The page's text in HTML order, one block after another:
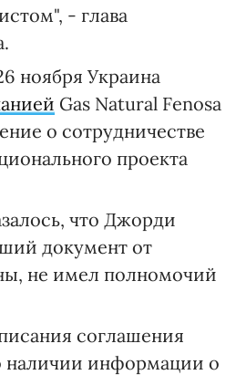
- глава
ноября Украина
Gas Natural Fenosa
о сотрудничестве
проекта
что Джорди
документ от
не имел полномочий
соглашения
наличии информации о